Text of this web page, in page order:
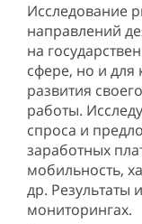
Исследование
направлений
на
сфере, но и
развития
работы.
спроса и
заработных
мобильность,
др. Результаты
мониторингах.